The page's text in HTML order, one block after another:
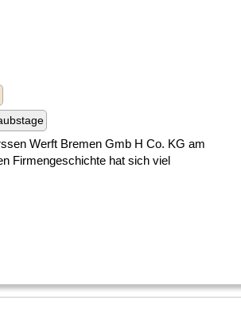
Werft Bremen Gmb H Co. KG am
Firmengeschichte hat sich viel